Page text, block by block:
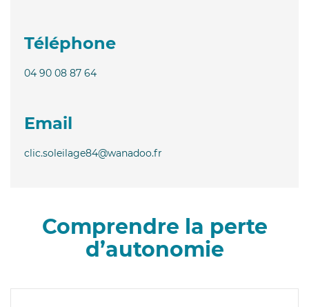
Téléphone
04 90 08 87 64
Email
clic.soleilage84@wanadoo.fr
Comprendre la perte
d’autonomie